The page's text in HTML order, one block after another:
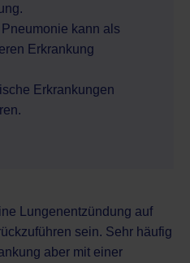
kann als
Erkrankung
Erkrankungen
Lungenentzündung auf
sein. Sehr häufig
aber mit einer